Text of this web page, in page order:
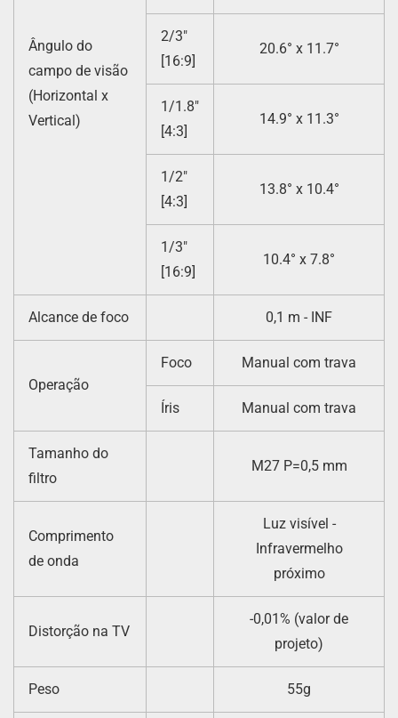
Ângulo do
campo de visão
(Horizontal x
Vertical)
2/3″
[16:9]
20.6° x 11.7°
1/1.8″
[4:3]
14.9° x 11.3°
1/2″
[4:3]
13.8° x 10.4°
1/3″
[16:9]
10.4° x 7.8°
Alcance de foco 0,1 m - INF
Operação
Foco Manual com trava
Íris Manual com trava
Tamanho do
filtro
M27 P=0,5 mm
Comprimento
de onda
Luz visível -
Infravermelho
próximo
Distorção na TV
-0,01% (valor de
projeto)
Peso 55g